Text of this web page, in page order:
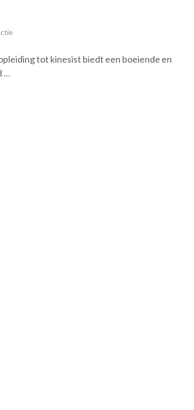
tot kinesist biedt een boeiende en
…